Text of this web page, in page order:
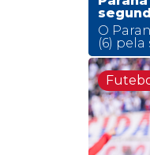
O
(6) pela